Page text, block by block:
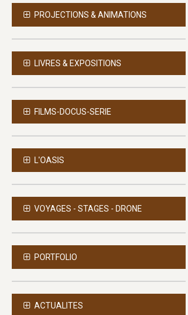
PROJECTIONS & ANIMATIONS
LIVRES & EXPOSITIONS
FILMS-DOCUS-SERIE
L'OASIS
VOYAGES - STAGES - DRONE
PORTFOLIO
ACTUALITES